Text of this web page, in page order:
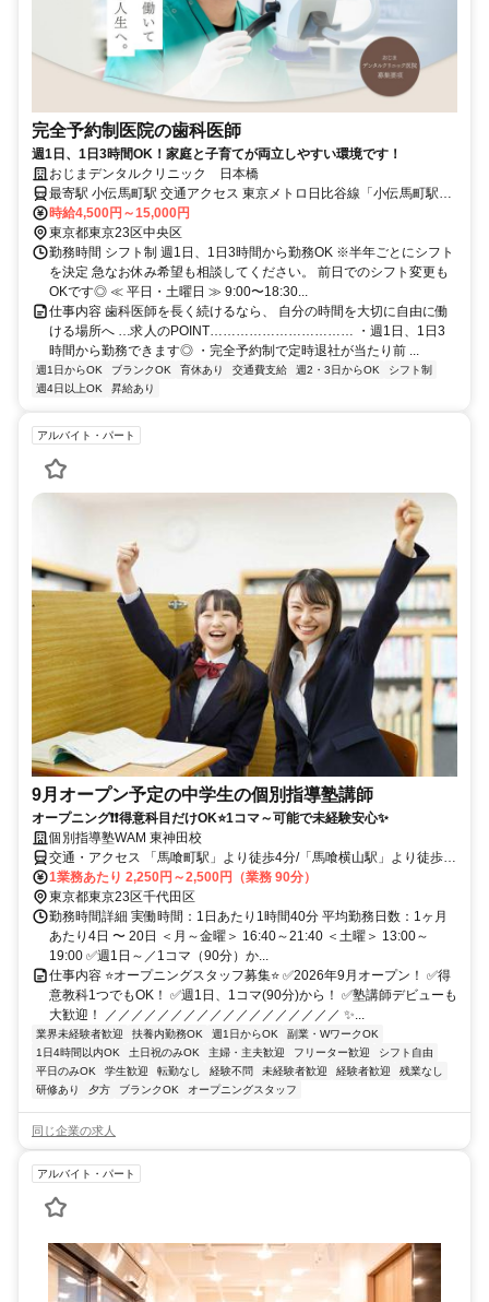
完全予約制医院の歯科医師
週1日、1日3時間OK！家庭と子育てが両立しやすい環境です！
おじまデンタルクリニック 日本橋
最寄駅 小伝馬町駅 交通アクセス 東京メトロ日比谷線「小伝馬町駅」
より徒歩1分
時給4,500円～15,000円
東京都東京23区中央区
勤務時間 シフト制 週1日、1日3時間から勤務OK ※半年ごとにシフト
を決定 急なお休み希望も相談してください。 前日でのシフト変更も
OKです◎ ≪ 平日・土曜日 ≫ 9:00〜18:30...
仕事内容 歯科医師を長く続けるなら、 自分の時間を大切に自由に働
ける場所へ …求人のPOINT…………………………… ・週1日、1日3
時間から勤務できます◎ ・完全予約制で定時退社が当たり前 ...
週1日からOK ブランクOK 育休あり 交通費支給 週2・3日からOK
シフト制
週4日以上OK
昇給あり
アルバイト・パート
9月オープン予定の中学生の個別指導塾講師
オープニング❗❗得意科目だけOK⭐1コマ～可能で未経験安心✨
個別指導塾WAM 東神田校
交通・アクセス 「馬喰町駅」より徒歩4分/「馬喰横山駅」より徒歩5
分/「浅草橋駅」より徒歩6分
1業務あたり 2,250円～2,500円（業務 90分）
東京都東京23区千代田区
勤務時間詳細 実働時間：1日あたり1時間40分 平均勤務日数：1ヶ月
あたり4日 〜 20日 ＜月～金曜＞ 16:40～21:40 ＜土曜＞ 13:00～
19:00 ✅週1日～／1コマ（90分）か...
仕事内容 ⭐オープニングスタッフ募集⭐ ✅2026年9月オープン！ ✅得
意教科1つでもOK！ ✅週1日、1コマ(90分)から！ ✅塾講師デビューも
大歓迎！ ／／／／／／／／／／／／／／／／／／ ✨...
業界未経験者歓迎 扶養内勤務OK 週1日からOK
副業・WワークOK
1日4時間以内OK
土日祝のみOK 主婦・主夫歓迎 フリーター歓迎
シフト自由
平日のみOK
学生歓迎 転勤なし 経験不問 未経験者歓迎 経験者歓迎
残業なし
研修あり
夕方 ブランクOK オープニングスタッフ
同じ企業の求人
アルバイト・パート